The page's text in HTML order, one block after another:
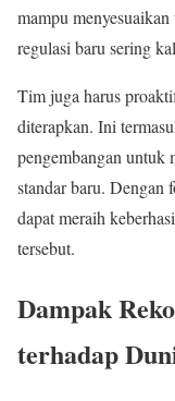
mampu
regulasi baru sering
Tim juga harus
diterapkan. Ini
pengembangan untuk
standar baru. Dengan
dapat meraih
tersebut.
Dampak
terhadap